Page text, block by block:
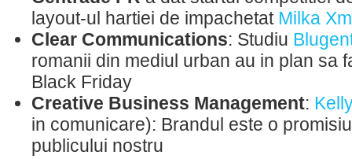
layout-ul hartiei de impachetat Milka
Clear Communications: Studiu
romanii din mediul urban au in plan sa
Black Friday
Creative Business Management:
in comunicare): Brandul este o
publicului nostru